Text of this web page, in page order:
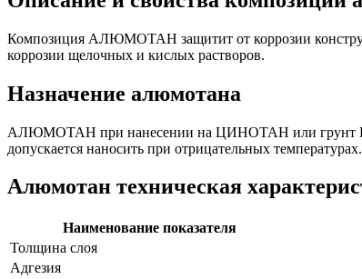
Композиция АЛЮМОТАН защитит от коррозии
коррозии щелочных и кислых растворов.
Назначение алюмотана
АЛЮМОТАН при нанесении на ЦИНОТАН или грунт
допускается наносить при отрицательных температурах.
Алюмотан техническая
Наименование показателя
Толщина слоя
Адгезия